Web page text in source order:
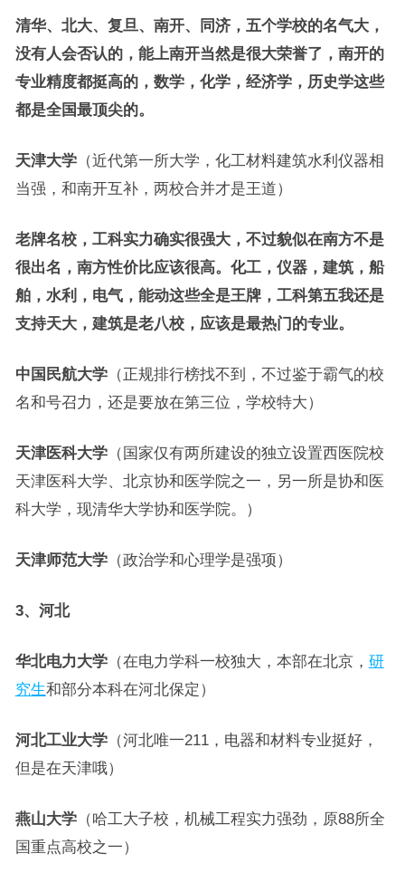
清华、北大、复旦、南开、同济，五个学校的名气大，
没有人会否认的，能上南开当然是很大荣誉了，南开的
专业精度都挺高的，数学，化学，经济学，历史学这些
都是全国最顶尖的。
天津大学（近代第一所大学，化工材料建筑水利仪器相
当强，和南开互补，两校合并才是王道）
老牌名校，工科实力确实很强大，不过貌似在南方不是
很出名，南方性价比应该很高。化工，仪器，建筑，船
舶，水利，电气，能动这些全是王牌，工科第五我还是
支持天大，建筑是老八校，应该是最热门的专业。
中国民航大学（正规排行榜找不到，不过鉴于霸气的校
名和号召力，还是要放在第三位，学校特大）
天津医科大学（国家仅有两所建设的独立设置西医院校
天津医科大学、北京协和医学院之一，另一所是协和医
科大学，现清华大学协和医学院。）
天津师范大学（政治学和心理学是强项）
3、河北
华北电力大学（在电力学科一校独大，本部在北京， 研
究生和部分本科在河北保定）
河北工业大学（河北唯一211，电器和材料专业挺好，
但是在天津哦）
燕山大学（哈工大子校，机械工程实力强劲，原88所全
国重点高校之一）